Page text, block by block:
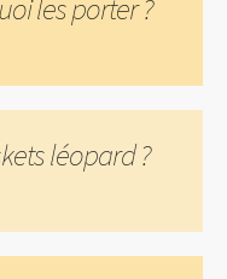
les porter ?
léopard ?